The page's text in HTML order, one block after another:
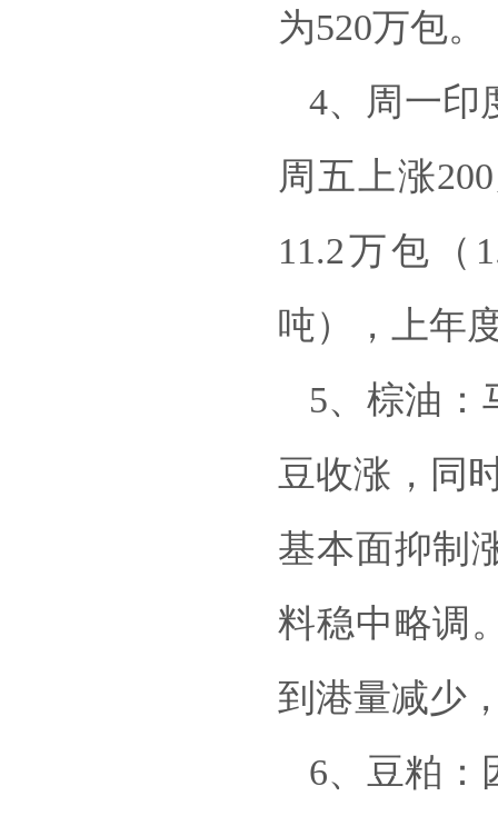
为520万包。
4、周一印
周五上涨
11.2万包（
吨），上年
5、棕油：
豆收涨，同
基本面抑制
料稳中略调
到港量减少
6、豆粕：